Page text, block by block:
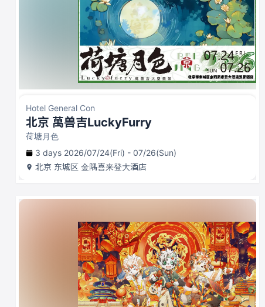
Hotel General Con
北京 萬兽吉LuckyFurry
荷塘月色
3 days 2026/07/24(Fri) - 07/26(Sun)
北京 东城区 金隅喜来登大酒店